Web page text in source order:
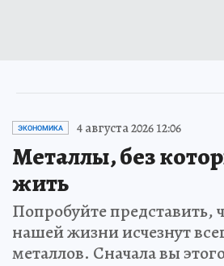
ЭКОНОМИКА 4 августа 2026 12:06
Металлы, без
жить
Попробуйте представить,
нашей жизни исчезнут
металлов. Сначала вы